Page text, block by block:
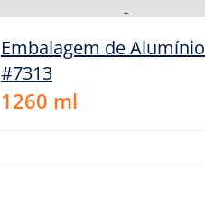
Embalagem de Alumínio
#7313
1260 ml